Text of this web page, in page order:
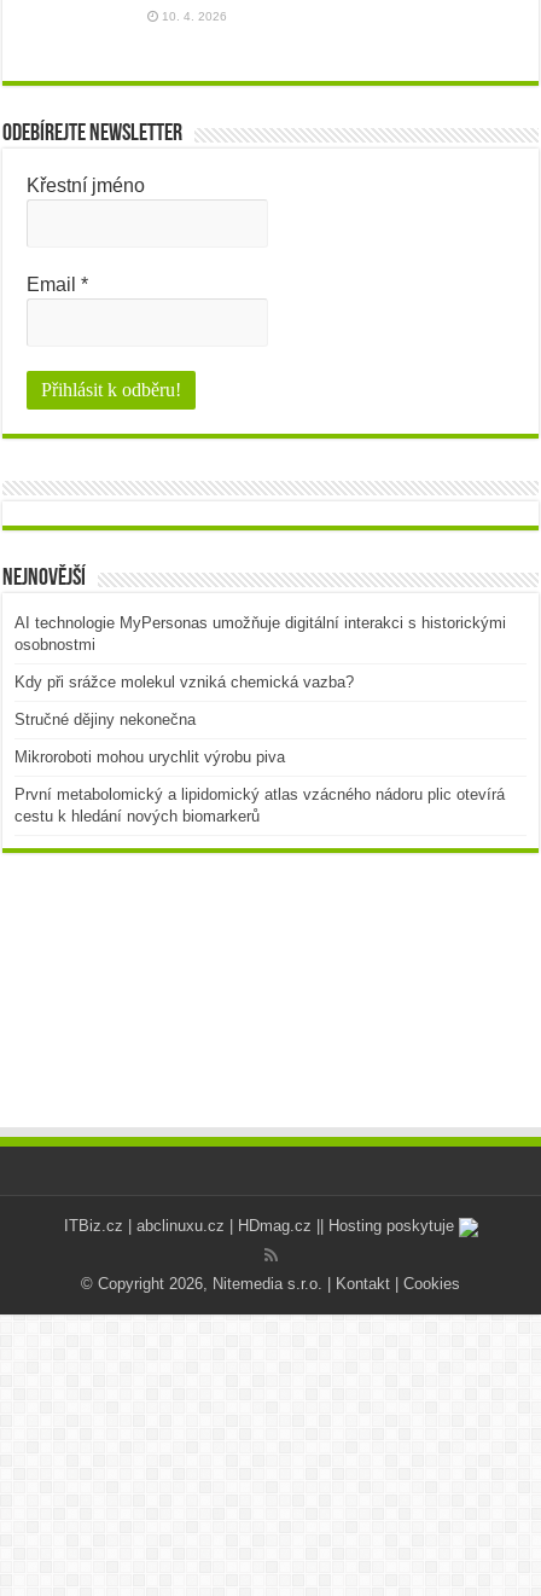
10. 4. 2026
Odebírejte newsletter
Křestní jméno
Email*
Nejnovější
AI technologie MyPersonas umožňuje digitální interakci s historickými
osobnostmi
Kdy při srážce molekul vzniká chemická vazba?
Stručné dějiny nekonečna
Mikroroboti mohou urychlit výrobu piva
První metabolomický a lipidomický atlas vzácného nádoru plic otevírá
cestu k hledání nových biomarkerů
ITBiz.cz abclinuxu.cz HDmag.cz || Hosting poskytuje
© Copyright 2026, Nitemedia s.r.o. | Kontakt Cookies